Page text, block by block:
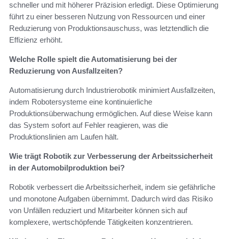
schneller und mit höherer Präzision erledigt. Diese Optimierung
führt zu einer besseren Nutzung von Ressourcen und einer
Reduzierung von Produktionsauschuss, was letztendlich die
Effizienz erhöht.
Welche Rolle spielt die Automatisierung bei der
Reduzierung von Ausfallzeiten?
Automatisierung durch Industrierobotik minimiert Ausfallzeiten,
indem Robotersysteme eine kontinuierliche
Produktionsüberwachung ermöglichen. Auf diese Weise kann
das System sofort auf Fehler reagieren, was die
Produktionslinien am Laufen hält.
Wie trägt Robotik zur Verbesserung der Arbeitssicherheit
in der Automobilproduktion bei?
Robotik verbessert die Arbeitssicherheit, indem sie gefährliche
und monotone Aufgaben übernimmt. Dadurch wird das Risiko
von Unfällen reduziert und Mitarbeiter können sich auf
komplexere, wertschöpfende Tätigkeiten konzentrieren.